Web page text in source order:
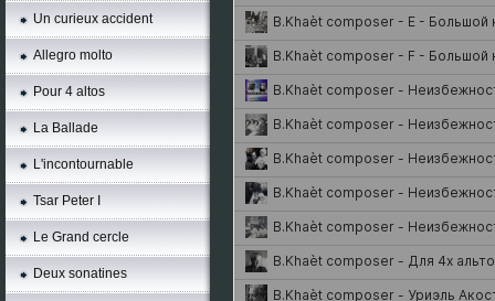
Un curieux accident
Allegro molto
Pour 4 altos
La Ballade
L'incontournable
Tsar Peter I
Le Grand cercle
Deux sonatines